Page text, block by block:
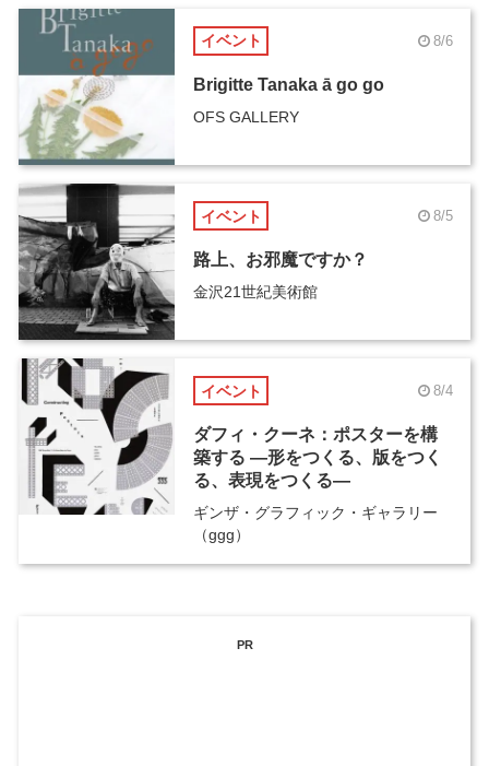
イベント 8/6
Brigitte Tanaka ā go go
OFS GALLERY
イベント 8/5
路上、お邪魔ですか？
金沢21世紀美術館
イベント 8/4
ダフィ・クーネ：ポスターを構
築する ―形をつくる、版をつく
る、表現をつくる―
ギンザ・グラフィック・ギャラリー
（ggg）
PR